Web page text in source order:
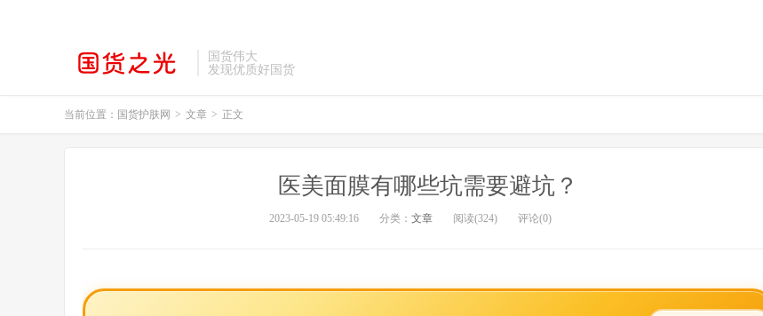
国货伟大
发现优质好国货
当前位置： 国货护肤网 > 文章 > 正文
医美面膜有哪些坑需要避坑？
2023-05-19 05:49:16 分类： 文章 阅读(324) 评论(0)